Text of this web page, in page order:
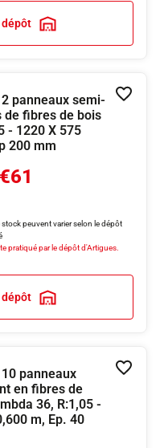
panneaux semi-
de fibres de bois
- 1220 X 575
200 mm
€61
stock peuvent varier selon le dépôt
pratiqué par le dépôt d'Artigues.
panneaux
en fibres de
36, R:1,05 -
m, Ep. 40